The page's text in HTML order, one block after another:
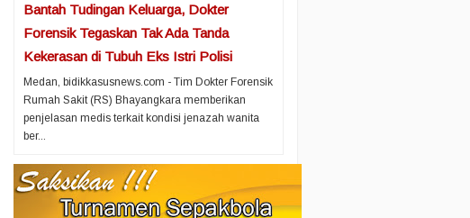
Bantah Tudingan Keluarga, Dokter
Forensik Tegaskan Tak Ada Tanda
Kekerasan di Tubuh Eks Istri Polisi
Medan, bidikkasusnews.com - Tim Dokter Forensik
Rumah Sakit (RS) Bhayangkara memberikan
penjelasan medis terkait kondisi jenazah wanita
ber...